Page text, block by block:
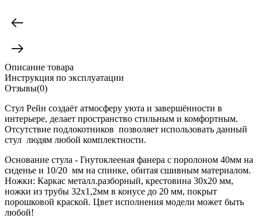
Описание товара
Инструкция по эксплуатации
Отзывы(0)
Стул Рейн создаёт атмосферу уюта и завершённости в
интерьере, делает пространство стильным и комфортным.
Отсутствие подлокотников позволяет использовать данный
стул людям любой комплектности.
Основание стула - Гнутоклееная фанера с поролоном 40мм на
сиденье и 10/20 мм на спинке, обитая сшивным материалом.
Ножки: Каркас металл.разборный, крестовина 30x20 мм,
ножки из трубы 32x1,2мм в конусе до 20 мм, покрыт
порошковой краской. Цвет исполнения модели может быть
любой!